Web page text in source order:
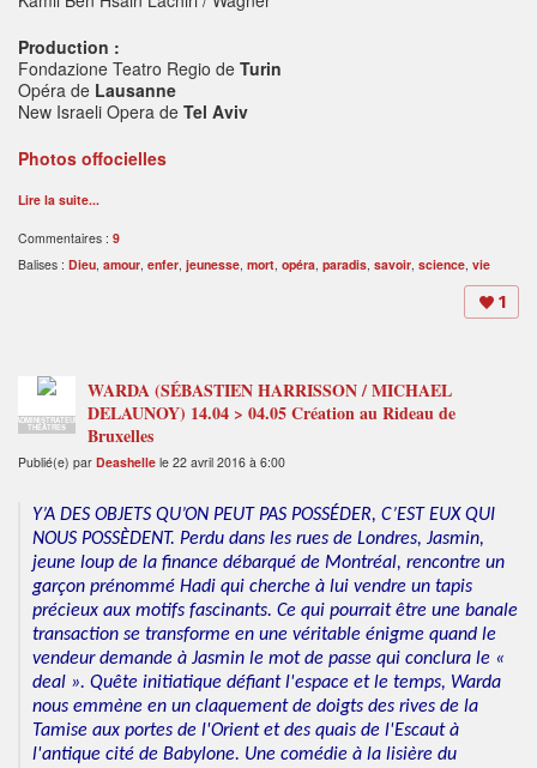
Production :
Fondazione Teatro Regio de Turin
Opéra de Lausanne
New Israeli Opera de Tel Aviv
Photos offocielles
Lire la suite...
Commentaires : 9
Balises : Dieu, amour, enfer, jeunesse, mort, opéra, paradis, savoir, science, vie
1
ADMINISTRATEUR
THÉÂTRES
WARDA (SÉBASTIEN HARRISSON / MICHAEL
DELAUNOY) 14.04 > 04.05 Création au Rideau de
Bruxelles
Publié(e) par Deashelle le 22 avril 2016 à 6:00
Y’A DES OBJETS QU’ON PEUT PAS POSSÉDER, C’EST EUX QUI
NOUS POSSÈDENT. Perdu dans les rues de Londres, Jasmin,
jeune loup de la finance débarqué de Montréal, rencontre un
garçon prénommé Hadi qui cherche à lui vendre un tapis
précieux aux motifs fascinants. Ce qui pourrait être une banale
transaction se transforme en une véritable énigme quand le
vendeur demande à Jasmin le mot de passe qui conclura le «
deal ». Quête initiatique défiant l'espace et le temps, Warda
nous emmène en un claquement de doigts des rives de la
Tamise aux portes de l'Orient et des quais de l'Escaut à
l'antique cité de Babylone. Une comédie à la lisière du